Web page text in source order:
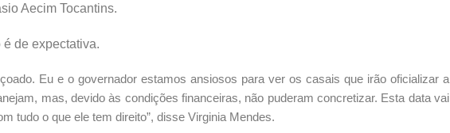
Aecim Tocantins.
de expectativa.
Eu e o governador estamos ansiosos para ver os casais que irão oficializar a
mas, devido às condições financeiras, não puderam concretizar. Esta data vai
tudo o que ele tem direito”, disse Virginia Mendes.